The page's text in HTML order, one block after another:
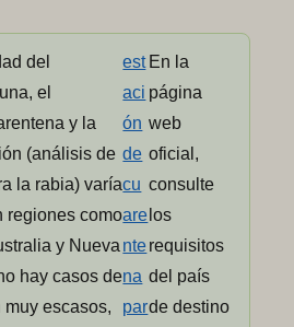
del
el
y la
(análisis de
la rabia) varía
regiones como
y Nueva
hay casos de
muy escasos,
est
aci
ón
de
cu
are
nte
na
par
En la
página
web
oficial,
consulte
los
requisitos
del país
de destino